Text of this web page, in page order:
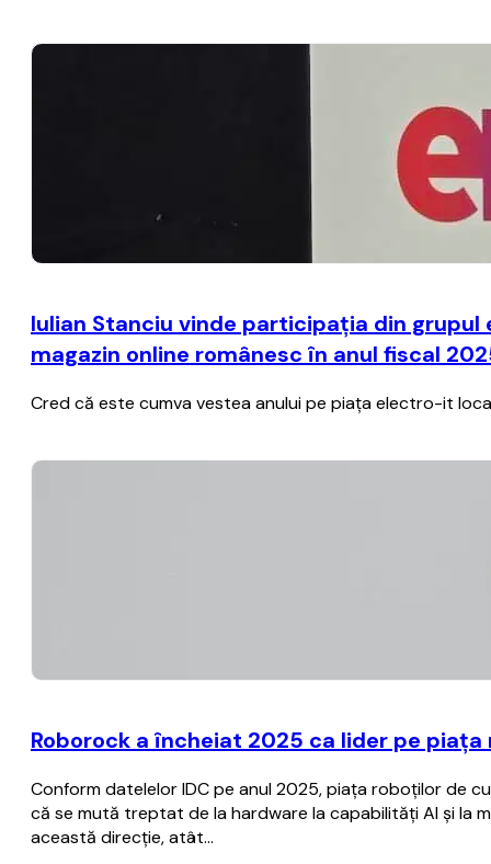
Iulian Stanciu vinde participația din
magazin online românesc în anul fiscal
Cred că este cumva vestea anului pe piața electro-it
Roborock a încheiat 2025 ca lider pe
Conform datelelor IDC pe anul 2025, piața roboților de
că se mută treptat de la hardware la capabilități AI și la
această direcție, atât…